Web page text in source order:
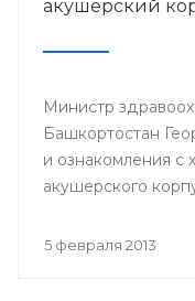
акушерский
Министр
Башкортостан
и ознакомления с
акушерского
5 февраля 2013